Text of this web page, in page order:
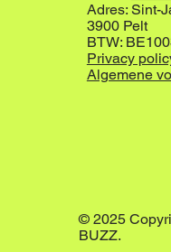
Adres: Sint-
3900 Pelt
BTW:
Privacy
Algemene
© 2025
BUZZ.